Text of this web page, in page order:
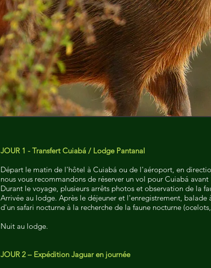
JOUR 1 - Transfert Cuiabá / Lodge Pantanal
Départ le matin de l'hôtel à Cuiabá ou de l'aéroport, en
nous vous recommandons de réserver un vol pour Cuiabá avant
Durant le voyage, plusieurs arrêts photos et observation de la
Arrivée au lodge. Après le déjeuner et l'enregistrement,
d'un safari nocturne à la recherche de la faune nocturne
Nuit au lodge.
JOUR 2 – Expédition Jaguar en journée